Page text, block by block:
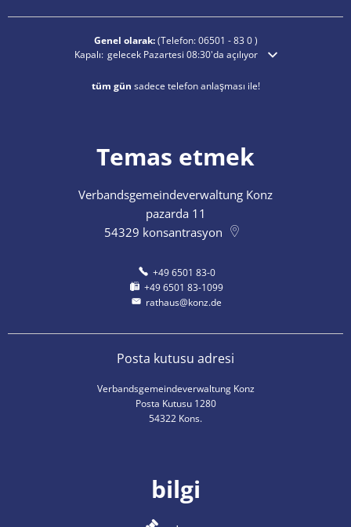
Genel olarak:(Telefon:06501 - 83 0)
Ek açılış veya kapanış saatlerini gizlemek için tıklayın
Kapalı: gelecek Pazartesi 08:30'da açılıyor
tüm gün sadece telefon anlaşması ile!
Temas etmek
Verbandsgemeindeverwaltung Konz
pazarda 11
54329 konsantrasyon
+49 6501 83-0
+49 6501 83-1099
rathaus@konz.de
Posta kutusu adresi
Verbandsgemeindeverwaltung Konz
Posta Kutusu 1280
54322 Kons.
bilgi